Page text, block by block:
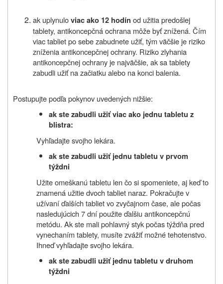
ak uplynuloviac ako 12 hodín od užitia predošlej
tablety, antikoncepčná ochrana môže byť znížená. Čím
viac tabliet po sebe zabudnete užiť, tým väčšie je riziko
zníženia antikoncepčnej ochrany. Riziko zlyhania
antikoncepčnej ochrany je najväčšie, ak sa tablety
zabudli užiť na začiatku alebo na konci balenia.
Postupujte podľa pokynov uvedených nižšie:
ak ste zabudli užiť viac ako jednu tabletu z
blistra:
Vyhľadajte svojho lekára.
ak ste zabudli užiť jednu tabletu v prvom
týždni
Užite omeškanú tabletu len čo si spomeniete, aj keď to
znamená užitie dvoch tabliet naraz. Pokračujte v
užívaní ďalších tabliet vo zvyčajnom čase, ale počas
nasledujúcich 7 dní použite ďalšiu antikoncepčnú
metódu. Ak ste mali pohlavný styk počas týždňa pred
vynechaním tablety, musíte zvážiť možné tehotenstvo.
Ihneď vyhľadajte svojho lekára.
ak ste zabudli užiť jednu tabletu v druhom
týždni